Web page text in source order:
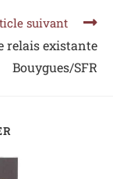
suivant
relais existante
Bouygues/SFR